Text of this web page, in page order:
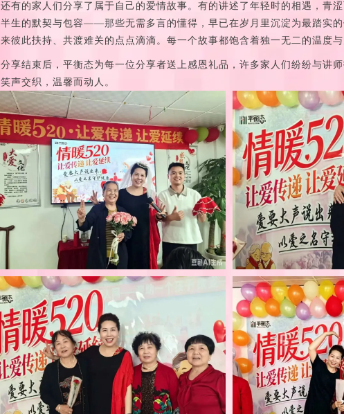
还有的家人们分享了属于自己的爱情故事。有的讲述了年轻时的相遇，青
半生的默契与包容——那些无需多言的懂得，早已在岁月里沉淀为最踏实
来彼此扶持、共渡难关的点点滴滴。每一个故事都饱含着独一无二的温度与
分享结束后，平衡态为每一位分享者送上感恩礼品，许多家人们纷纷与讲
笑声交织，温馨而动人。